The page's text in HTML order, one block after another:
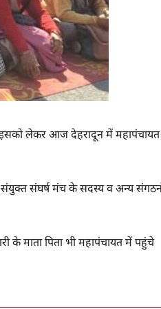
लेकर आज देहरादून में महापंचायत
संयुक्त संघर्ष मंच के सदस्य व अन्य
के माता पिता भी महापंचायत में पहुंचे